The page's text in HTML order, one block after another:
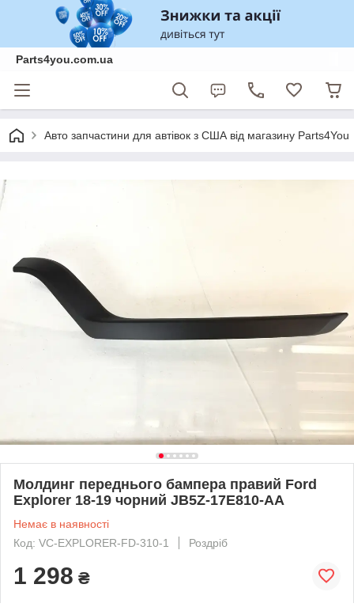
Parts4you.com.ua
Авто запчастини для автівок з США від магазину Parts4You
Молдинг переднього бампера правий Ford
Explorer 18-19 чорний JB5Z-17E810-AA
Немає в наявності
Код: VC-EXPLORER-FD-310-1
Роздріб
1 298 ₴